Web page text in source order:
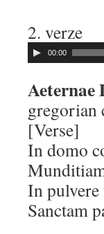
2. verze
Audio
přehrávač
00:00
Aeternae
gregorian
[Verse]
In domo
In
Sanctam